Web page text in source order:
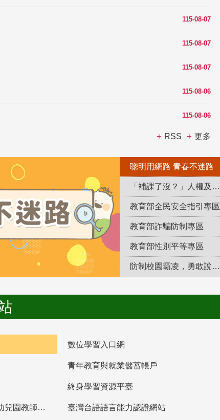
115-08-07
115-08-07
115-08-07
115-08-06
115-08-06
RSS 更多
聰明用網路 青春不迷路
「補課了沒？」人權及轉型正義教育專區
教育部全民安全指引專區
教育部詐騙防制專區
教育部性別平等專區
防制校園霸凌，勇敢說出來！
數位學習入口網
青年教育與就業儲蓄帳戶
終身學習資源平臺
教育部高中等以下學校及幼兒園教師資格檢定考試 臺灣台語語言能力認證網站